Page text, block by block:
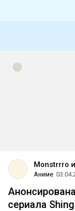
Monstrrro
Аниме
сериала